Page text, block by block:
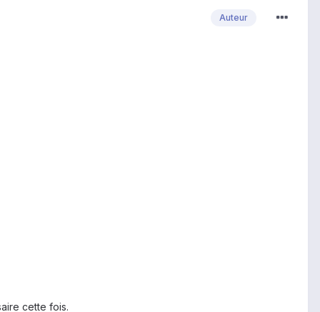
Auteur
cette fois.